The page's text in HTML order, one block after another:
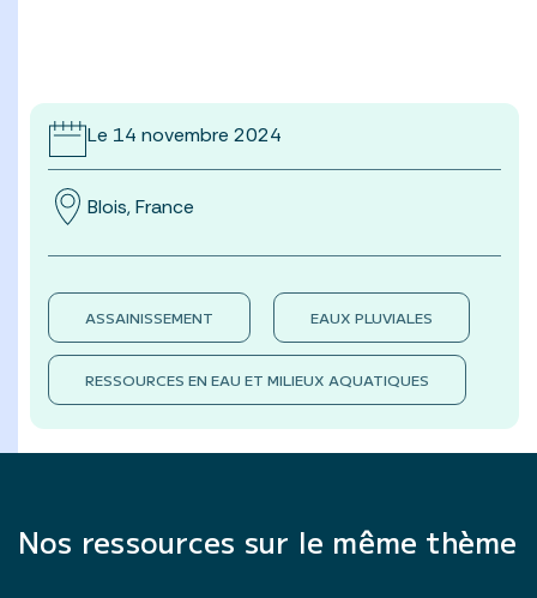
Le 14 novembre 2024
Blois, France
ASSAINISSEMENT EAUX PLUVIALES
RESSOURCES EN EAU ET MILIEUX AQUATIQUES
Nos ressources sur le même thème